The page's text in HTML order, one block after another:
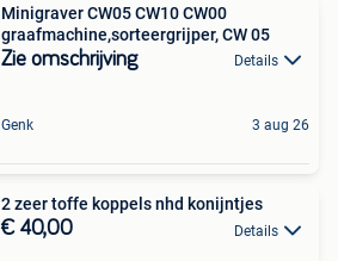
Minigraver CW05 CW10 CW00
graafmachine,sorteergrijper, CW 05
Zie omschrijving Details
Genk 3 aug 26
2 zeer toffe koppels nhd konijntjes
€ 40,00 Details